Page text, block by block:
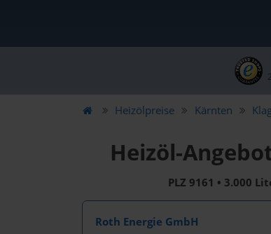
Heizölpreise Kärnten
Heizöl-
PLZ 9161 • 3.000
Roth Energie GmbH